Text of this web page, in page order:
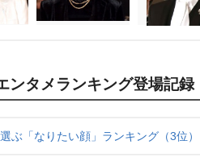
ンタメランキング登場記録
ぶ「なりたい顔」ランキング（3位）